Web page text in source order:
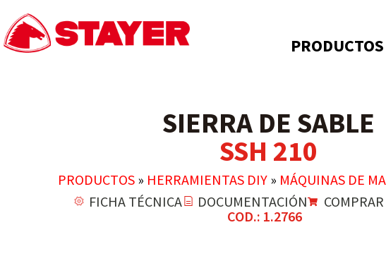
PRODUCTOS
SIERRA DE SABLE
SSH 210
PRODUCTOS» HERRAMIENTAS DIY» MÁQUINAS DE
FICHA TÉCNICA
DOCUMENTACIÓN
COD.: 1.2766